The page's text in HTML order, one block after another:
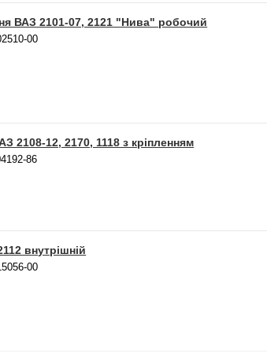
ВАЗ 2101-07, 2121 "Нива" робочий
00
2108-12, 2170, 1118 з кріпленням
86
внутрішній
00